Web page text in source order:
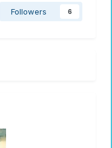
Followers 6